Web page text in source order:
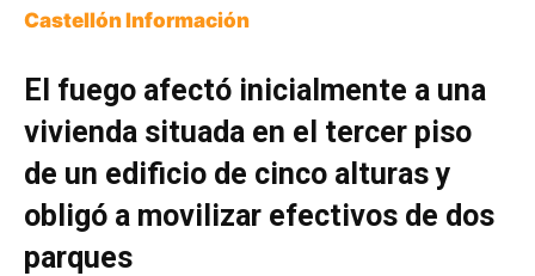
Castellón Información
El fuego afectó inicialmente a una
vivienda situada en el tercer piso
de un edificio de cinco alturas y
obligó a movilizar efectivos de dos
parques